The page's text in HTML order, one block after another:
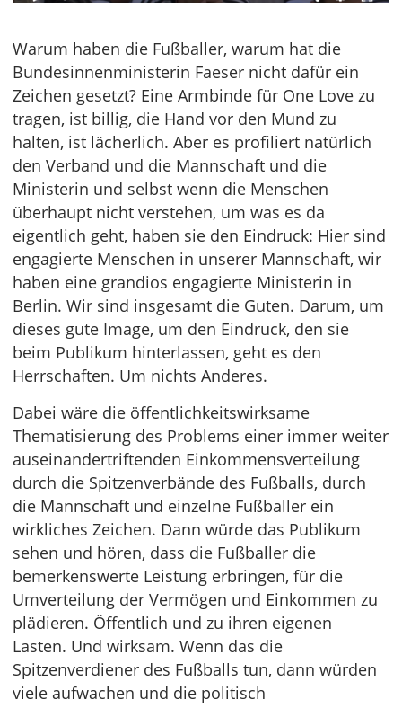
Warum haben die Fußballer, warum hat die
Bundesinnenministerin Faeser nicht dafür ein
Zeichen gesetzt? Eine Armbinde für One Love zu
tragen, ist billig, die Hand vor den Mund zu
halten, ist lächerlich. Aber es profiliert natürlich
den Verband und die Mannschaft und die
Ministerin und selbst wenn die Menschen
überhaupt nicht verstehen, um was es da
eigentlich geht, haben sie den Eindruck: Hier sind
engagierte Menschen in unserer Mannschaft, wir
haben eine grandios engagierte Ministerin in
Berlin. Wir sind insgesamt die Guten. Darum, um
dieses gute Image, um den Eindruck, den sie
beim Publikum hinterlassen, geht es den
Herrschaften. Um nichts Anderes.
Dabei wäre die öffentlichkeitswirksame
Thematisierung des Problems einer immer weiter
auseinandertriftenden Einkommensverteilung
durch die Spitzenverbände des Fußballs, durch
die Mannschaft und einzelne Fußballer ein
wirkliches Zeichen. Dann würde das Publikum
sehen und hören, dass die Fußballer die
bemerkenswerte Leistung erbringen, für die
Umverteilung der Vermögen und Einkommen zu
plädieren. Öffentlich und zu ihren eigenen
Lasten. Und wirksam. Wenn das die
Spitzenverdiener des Fußballs tun, dann würden
viele aufwachen und die politisch